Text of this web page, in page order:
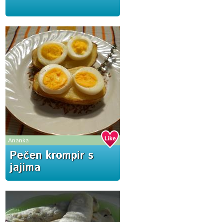
Ananka
Pečen krompir s
jajima